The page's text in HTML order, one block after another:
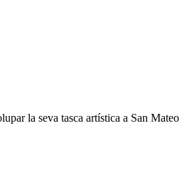
la seva tasca artística a San